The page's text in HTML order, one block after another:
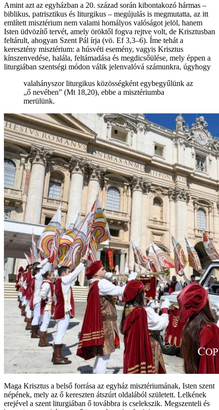
Amint azt az egyházban a 20. század során kibontakozó hármas –
biblikus, patrisztikus és liturgikus – megújulás is megmutatta, az itt
említett misztérium nem valami homályos valóságot jelöl, hanem
Isten üdvözítő tervét, amely öröktől fogva rejtve volt, de Krisztusban
feltárult, ahogyan Szent Pál írja (vö. Ef 3,3–6). Íme tehát a
keresztény misztérium: a húsvéti esemény, vagyis Krisztus
kínszenvedése, halála, feltámadása és megdicsőülése, mely éppen a
liturgiában szentségi módon válik jelenvalóvá számunkra, úgyhogy
valahányszor liturgikus közösségként egybegyűlünk az
„ő nevében” (Mt 18,20), ebbe a misztériumba
merülünk.
Maga Krisztus a belső forrása az egyház misztériumának, Isten szent
népének, mely az ő kereszten átszúrt oldalából született. Lelkének
erejével a szent liturgiában ő továbbra is cselekszik. Megszenteli és